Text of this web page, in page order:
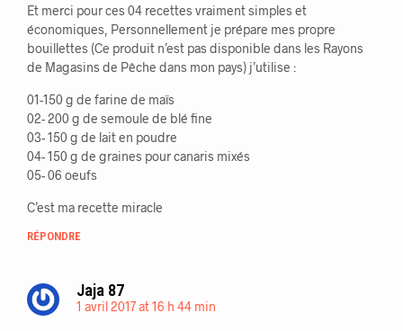
Et merci pour ces 04 recettes vraiment simples et
économiques, Personnellement je prépare mes propre
bouillettes (Ce produit n’est pas disponible dans les Rayons
de Magasins de Pêche dans mon pays) j’utilise :
01-150 g de farine de maïs
02- 200 g de semoule de blé fine
03- 150 g de lait en poudre
04- 150 g de graines pour canaris mixés
05- 06 oeufs
C’est ma recette miracle
RÉPONDRE
Jaja 87
1 avril 2017 at 16 h 44 min